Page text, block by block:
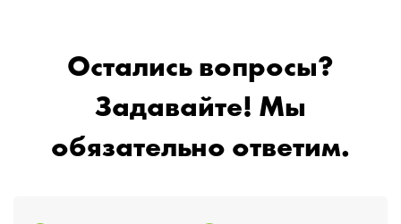
Остались вопросы?
Задавайте! Мы
обязательно ответим.